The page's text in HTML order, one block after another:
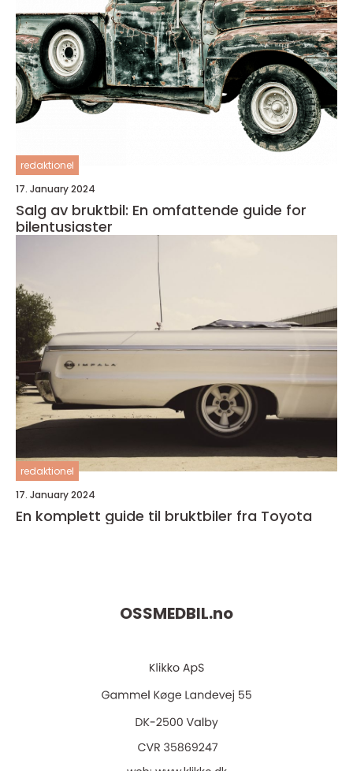
redaktionel
17. January 2024
Salg av bruktbil: En omfattende guide for
bilentusiaster
redaktionel
17. January 2024
En komplett guide til bruktbiler fra Toyota
OSSMEDBIL.no